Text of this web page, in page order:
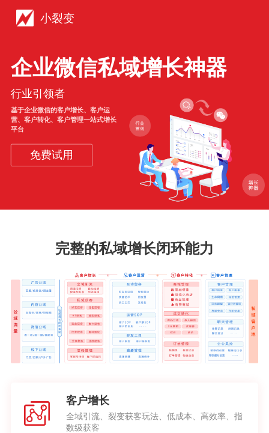
小裂变
企业微信私域增长神器
行业引领者
基于企业微信的客户增长、客户运
营、客户转化、客户管理一站式增长
平台
免费试用
完整的私域增长闭环能力
客户增长
全域引流、裂变获客玩法、低成本、高效率、指
数级获客